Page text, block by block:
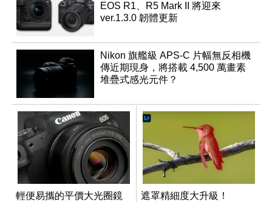
EOS R1、R5 Mark II 將迎來
ver.1.3.0 韌體更新
Nikon 旗艦級 APS-C 片幅無反相機
傳近期現身，將搭載 4,500 萬畫素
堆疊式感光元件？
輕便易攜的平價大光圈鏡
遮罩精細度大升級！